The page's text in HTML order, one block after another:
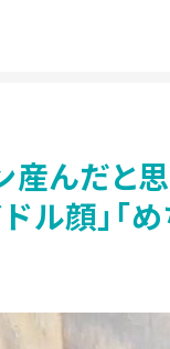
産んだ
顔」「め